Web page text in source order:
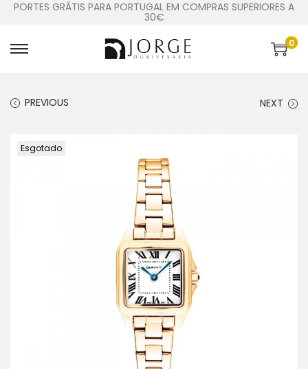
PORTES GRÁTIS PARA PORTUGAL EM COMPRAS SUPERIORES A
30€
0
PREVIOUS NEXT
Esgotado